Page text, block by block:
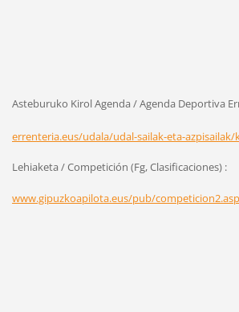
Asteburuko Kirol Agenda / Agenda Deportiva
errenteria.eus/udala/udal-sailak-eta-
Lehiaketa / Competición (Fg, Clasificaciones) :
www.gipuzkoapilota.eus/pub/